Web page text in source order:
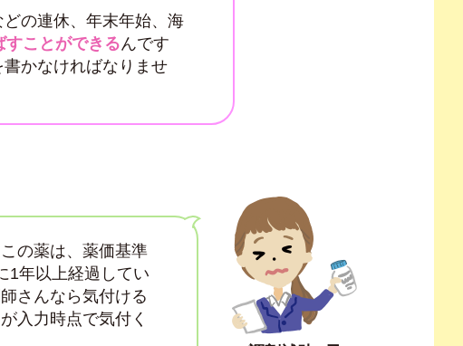
の連休、年末年始、海
すことができるんです
かなければなりませ
の薬は、薬価基準
1年以上経過してい
さんなら気付ける
入力時点で気付く